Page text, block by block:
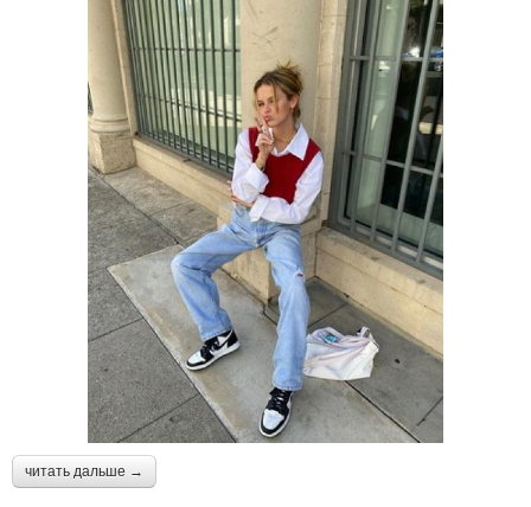
читать дальше →